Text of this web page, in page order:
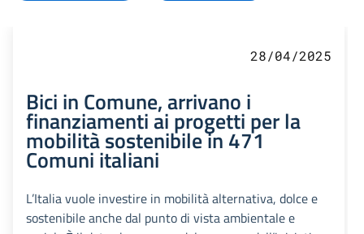
28/04/2025
Bici in Comune, arrivano i
finanziamenti ai progetti per la
mobilità sostenibile in 471
Comuni italiani
L’Italia vuole investire in mobilità alternativa, dolce e
sostenibile anche dal punto di vista ambientale e